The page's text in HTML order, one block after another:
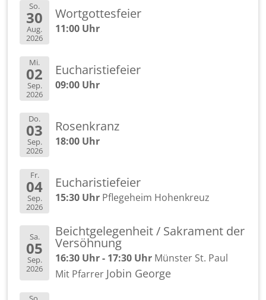
So.
30
Aug.
2026
Wort­got­tes­fei­er
11:00 Uhr
Mi.
02
Sep.
2026
Eu­cha­ris­tie­fei­er
09:00 Uhr
Do.
03
Sep.
2026
Ro­sen­kranz
18:00 Uhr
Fr.
04
Sep.
2026
Eu­cha­ris­tie­fei­er
15:30 Uhr Pfle­ge­heim Ho­hen­kreuz
Sa.
05
Sep.
2026
Beicht­ge­le­gen­heit / Sa­kra­ment der
Ver­söh­nung
16:30 Uhr - 17:30 Uhr Müns­ter St. Paul
Mit Pfar­rer Jobin Ge­or­ge